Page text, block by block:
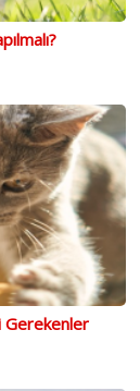
Gerekenler